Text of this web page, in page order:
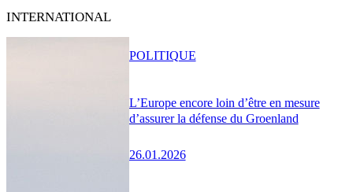
INTERNATIONAL
L’Europe encore loin d’être en mesure
d’assurer la défense du Groenland
26.01.2026
POLITIQUE